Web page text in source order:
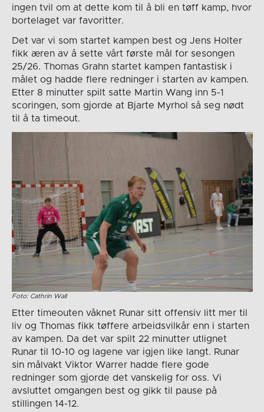
ingen tvil om at dette kom til å bli en tøff kamp, hvor
bortelaget var favoritter.
Det var vi som startet kampen best og Jens Holter
fikk æren av å sette vårt første mål for sesongen
25/26. Thomas Grahn startet kampen fantastisk i
målet og hadde flere redninger i starten av kampen.
Etter 8 minutter spilt satte Martin Wang inn 5-1
scoringen, som gjorde at Bjarte Myrhol så seg nødt
til å ta timeout.
Foto: Cathrin Wall
Etter timeouten våknet Runar sitt offensiv litt mer til
liv og Thomas fikk tøffere arbeidsvilkår enn i starten
av kampen. Da det var spilt 22 minutter utlignet
Runar til 10-10 og lagene var igjen like langt. Runar
sin målvakt Viktor Warrer hadde flere gode
redninger som gjorde det vanskelig for oss. Vi
avsluttet omgangen best og gikk til pause på
stillingen 14-12.